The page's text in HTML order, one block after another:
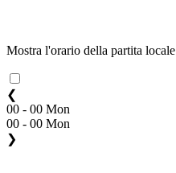
Mostra l'orario della partita locale
❮
00 - 00 Mon
00 - 00 Mon
❯